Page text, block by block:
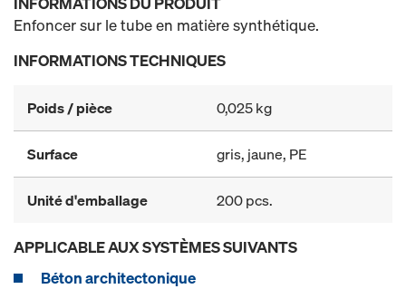
Enfoncer sur le tube en matière synthétique.
INFORMATIONS TECHNIQUES
Poids / pièce 0,025 kg
Surface gris, jaune, PE
Unité d'emballage 200 pcs.
APPLICABLE AUX SYSTÈMES SUIVANTS
Béton architectonique